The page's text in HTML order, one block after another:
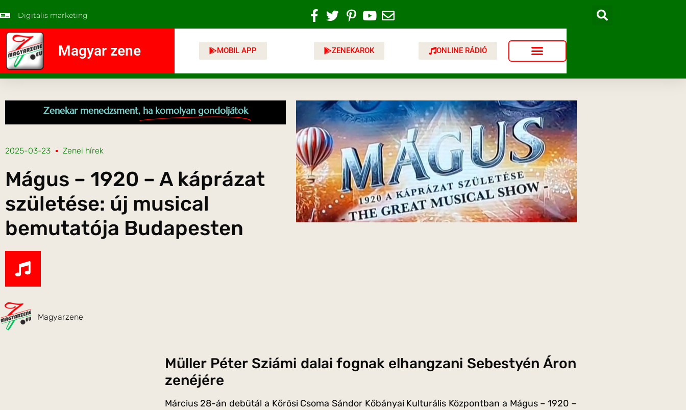
Digitális marketing
Magyar zene MOBIL APP ZENEKAROK ONLINE RÁDIÓ
Zenekar menedzsment, ha komolyan gondoljátok
2025-03-23 Zenei hírek
Mágus – 1920 – A káprázat
születése: új musical
bemutatója Budapesten
Magyarzene
Müller Péter Sziámi dalai fognak elhangzani Sebestyén Áron
zenéjére
Március 28-án debütál a Kőrösi Csoma Sándor Kőbányai Kulturális Központban a Mágus – 1920 –